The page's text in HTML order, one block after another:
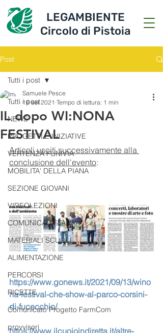
LEGAMBIENTE
Circolo di Pistoia
Post
Tutti i post
NEWS
PROGETTI E INIZIATIVE
VERTENZA FUNIVIA
MOBILITA' DELLA PIANA
SEZIONE GIOVANI
VIDEOLEZIONI
COMUNICATI STAMPA
MATERIALI SCUOLE
ALIMENTAZIONE
PERCORSI
RICETTE
Comunicato Progetto FarmCom
provvisori
Tutti i post
IL dopo WI:NONA
FESTIVAL
Samuele Pesce
16 set 2021 Tempo di lettura: 1 min
Articoli usciti successivamente alla
conclusione dell'evento:
https://www.gonews.it/2021/09/13/wino
na-festival-che-show-al-parco-corsini-
di-fucecchio/
https://www.ilcuoioindiretta.it/altre-